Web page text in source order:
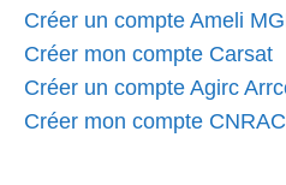
Créer un compte Ameli
Créer mon compte Carsat
Créer un compte Agirc
Créer mon compte